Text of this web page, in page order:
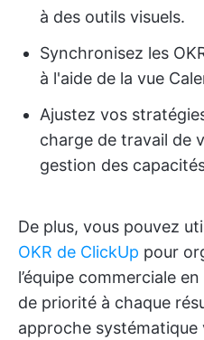
à des outils visuels.
Synchronisez les
à l'aide de la vue
Ajustez vos
charge de travail de
gestion des
De plus, vous pouvez
OKR de ClickUp pour
l’équipe commerciale
de priorité à chaque
approche